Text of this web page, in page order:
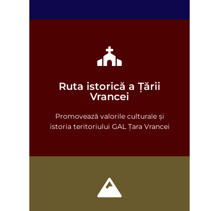
Ruta istorică a Țării
Vrancei
Promovează valorile culturale și
istoria teritoriului GAL Țara Vrancei
Vezi harta